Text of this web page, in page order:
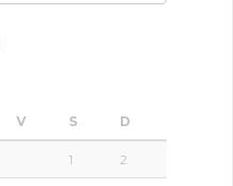
V S D
1 2